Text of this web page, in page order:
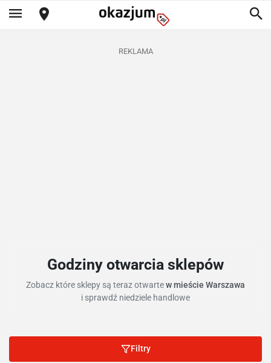
REKLAMA
Godziny otwarcia sklepów
Zobacz które sklepy są teraz otwartew mieście Warszawa
i sprawdź niedziele handlowe
Filtry